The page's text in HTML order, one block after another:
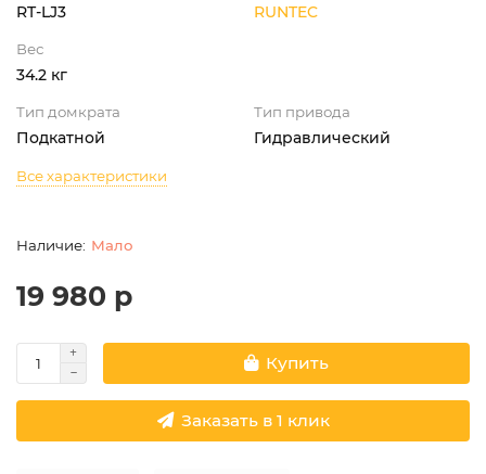
RT-LJ3 RUNTEC
Вес
34.2 кг
Тип домкрата
Подкатной
Тип привода
Гидравлический
Все характеристики
Мало
19 980 р
Купить
Заказать в 1 клик